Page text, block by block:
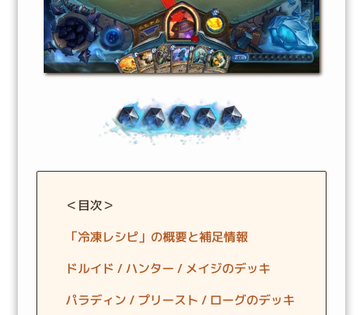
＜目次＞
「冷凍レシピ」の概要と補足情報
ドルイド / ハンター / メイジのデッキ
パラディン / プリースト / ローグのデッキ